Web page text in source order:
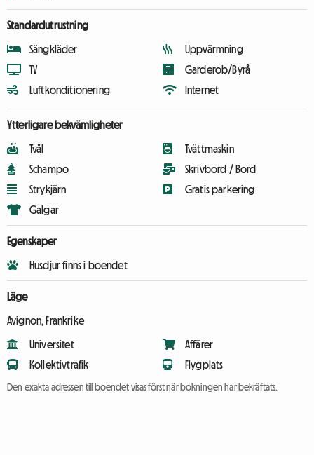
Standardutrustning
Sängkläder
TV
Luftkonditionering
Uppvärmning
Garderob/Byrå
Internet
Ytterligare bekvämligheter
Tvål
Schampo
Strykjärn
Galgar
Tvättmaskin
Skrivbord / Bord
Gratis parkering
Egenskaper
Husdjur finns i boendet
Läge
Avignon, Frankrike
Universitet
Kollektivtrafik
Affärer
Flygplats
Den exakta adressen till boendet visas först när bokningen har bekräftats.